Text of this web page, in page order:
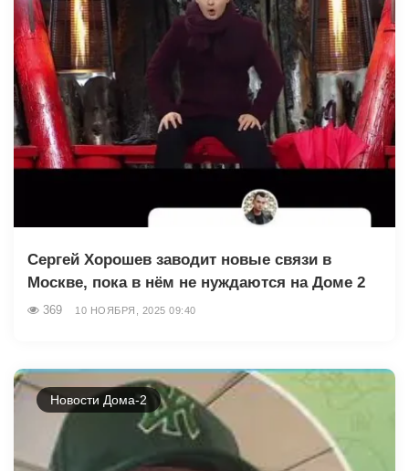
Сергей Хорошев заводит новые связи в
Москве, пока в нём не нуждаются на Доме 2
369 10 НОЯБРЯ, 2025 09:40
Новости Дома-2